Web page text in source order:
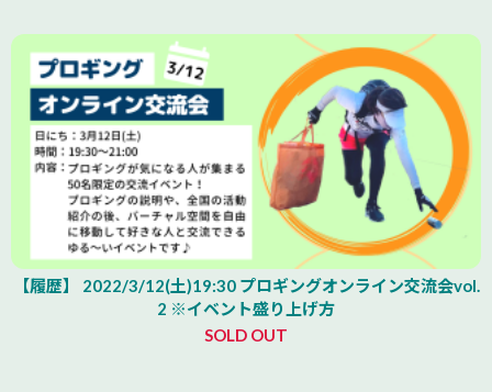
【履歴】 2022/3/12(土)19:30 プロギングオンライン交流会vol.
2 ※イベント盛り上げ方
SOLD OUT